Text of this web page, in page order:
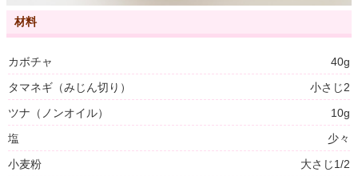
材料
カボチャ
40g
タマネギ（みじん切り）
小さじ2
ツナ（ノンオイル）
10g
塩
少々
小麦粉
大さじ1/2